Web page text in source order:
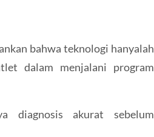
bahwa teknologi hanyalah
dalam menjalani program
diagnosis akurat sebelum